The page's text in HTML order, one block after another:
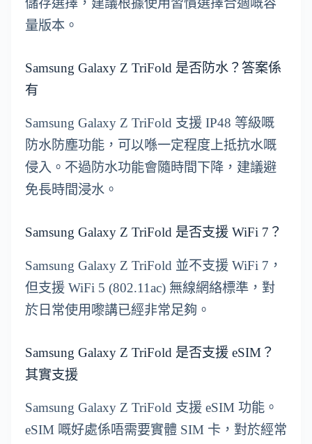
儲存選擇，建議根據使用習慣選擇合適嘅容
量版本。
Samsung Galaxy Z TriFold 是否防水？答案係
有
Samsung Galaxy Z TriFold 支援 IP48 等級嘅
防水防塵功能，可以喺一定程度上抵抗水嘅
侵入。不過防水功能會隨時間下降，建議避
免長時間浸水。
Samsung Galaxy Z TriFold 是否支援 WiFi 7？
Samsung Galaxy Z TriFold 並不支援 WiFi 7，
但支援 WiFi 5 (802.11ac) 無線網絡標準，對
於日常使用嚟講已經非常足夠。
Samsung Galaxy Z TriFold 是否支援 eSIM？
其實支援
Samsung Galaxy Z TriFold 支援 eSIM 功能。
eSIM 嘅好處係唔需要實體 SIM 卡，對於經常